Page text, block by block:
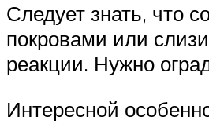
Следует знать, что
покровами или
реакции. Нужно
Интересной